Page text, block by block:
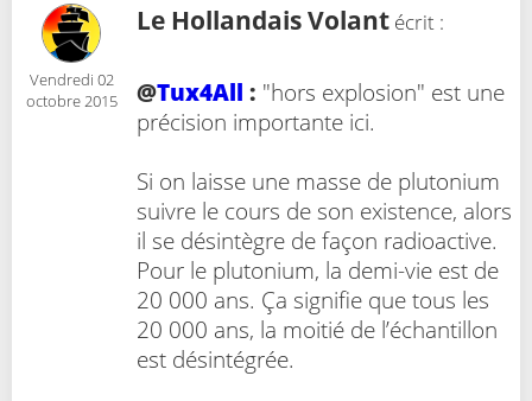
Vendredi 02
octobre 2015
Le Hollandais Volant écrit :
@Tux4All : "hors explosion" est une
précision importante ici.
Si on laisse une masse de plutonium
suivre le cours de son existence, alors
il se désintègre de façon radioactive.
Pour le plutonium, la demi-vie est de
20 000 ans. Ça signifie que tous les
20 000 ans, la moitié de l’échantillon
est désintégrée.